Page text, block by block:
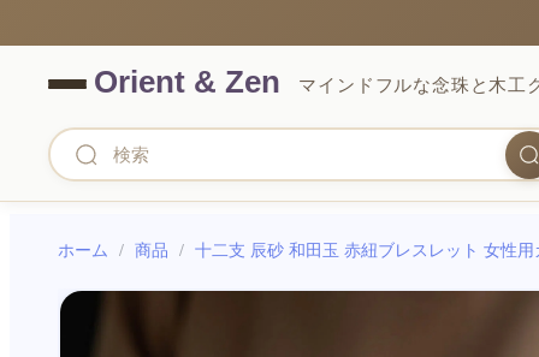
マインドフルな念珠と木工
ホーム / 商品 / 十二支 辰砂 和田玉 赤紐ブレスレット 女性